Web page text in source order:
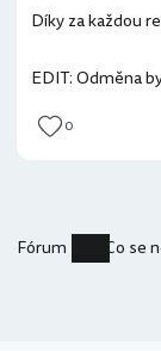
Díky za každou
EDIT: Odměna
0
Fórum Co se